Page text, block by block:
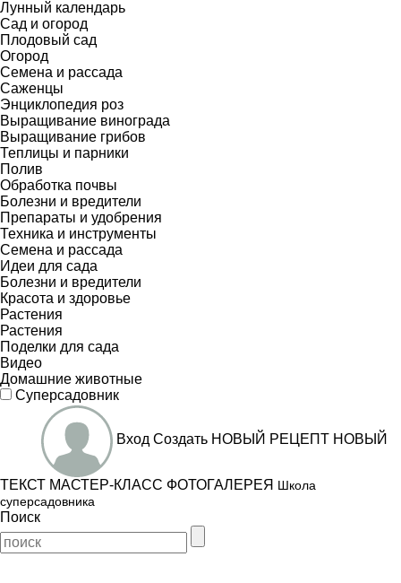
Лунный календарь
Сад и огород
Плодовый сад
Огород
Семена и рассада
Саженцы
Энциклопедия роз
Выращивание винограда
Выращивание грибов
Теплицы и парники
Полив
Обработка почвы
Болезни и вредители
Препараты и удобрения
Техника и инструменты
Семена и рассада
Идеи для сада
Болезни и вредители
Красота и здоровье
Растения
Растения
Поделки для сада
Видео
Домашние животные
Суперсадовник
Вход Создать НОВЫЙ РЕЦЕПТ НОВЫЙ
ТЕКСТ МАСТЕР-КЛАСС ФОТОГАЛЕРЕЯ Школа
суперсадовника
Поиск